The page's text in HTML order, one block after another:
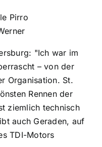
Pirro
"Ich war im
– von der
Organisation. St.
Rennen der
ziemlich technisch
auch Geraden, auf
TDI-Motors